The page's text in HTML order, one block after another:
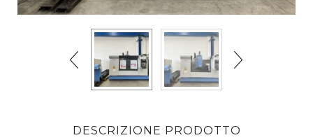
DESCRIZIONE PRODOTTO